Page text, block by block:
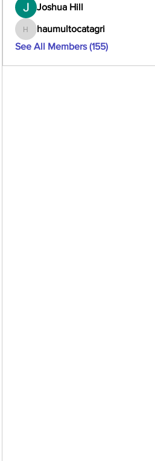
Joshua Hill
haumultocatagri
haumultocatagri
See All Members (155)